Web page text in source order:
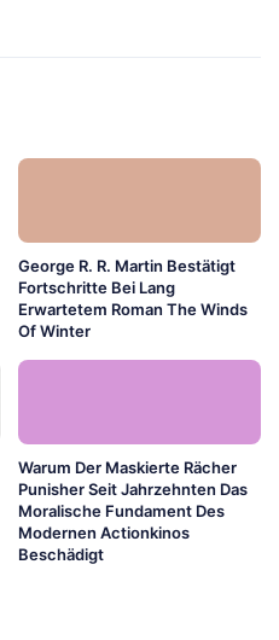
George R. R. Martin Bestätigt
Fortschritte Bei Lang
Erwartetem Roman The Winds
Of Winter
Warum Der Maskierte Rächer
Punisher Seit Jahrzehnten Das
Moralische Fundament Des
Modernen Actionkinos
Beschädigt